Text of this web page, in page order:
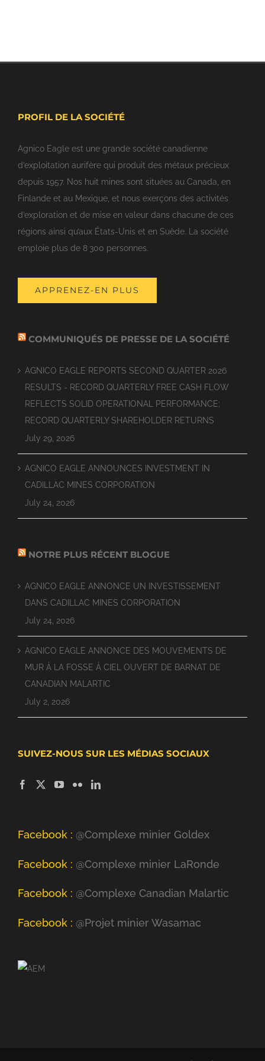
PROFIL DE LA SOCIÉTÉ
Agnico Eagle est une grande société canadienne
d’exploitation aurifère qui produit des métaux précieux
depuis 1957. Nos huit mines sont situées au Canada, en
Finlande et au Mexique, et nous exerçons des activités
d’exploration et de mise en valeur dans chacune de ces
régions ainsi qu’aux États-Unis et en Suède. La société
emploie plus de 8 300 personnes.
APPRENEZ-EN PLUS
COMMUNIQUÉS DE PRESSE DE LA SOCIÉTÉ
AGNICO EAGLE REPORTS SECOND QUARTER 2026
RESULTS - RECORD QUARTERLY FREE CASH FLOW
REFLECTS SOLID OPERATIONAL PERFORMANCE;
RECORD QUARTERLY SHAREHOLDER RETURNS
July 29, 2026
AGNICO EAGLE ANNOUNCES INVESTMENT IN
CADILLAC MINES CORPORATION
July 24, 2026
NOTRE PLUS RÉCENT BLOGUE
AGNICO EAGLE ANNONCE UN INVESTISSEMENT
DANS CADILLAC MINES CORPORATION
July 24, 2026
AGNICO EAGLE ANNONCE DES MOUVEMENTS DE
MUR À LA FOSSE À CIEL OUVERT DE BARNAT DE
CANADIAN MALARTIC
July 2, 2026
SUIVEZ-NOUS SUR LES MÉDIAS SOCIAUX
Facebook : @Complexe minier Goldex
Facebook : @Complexe minier LaRonde
Facebook : @Complexe Canadian Malartic
Facebook : @Projet minier Wasamac